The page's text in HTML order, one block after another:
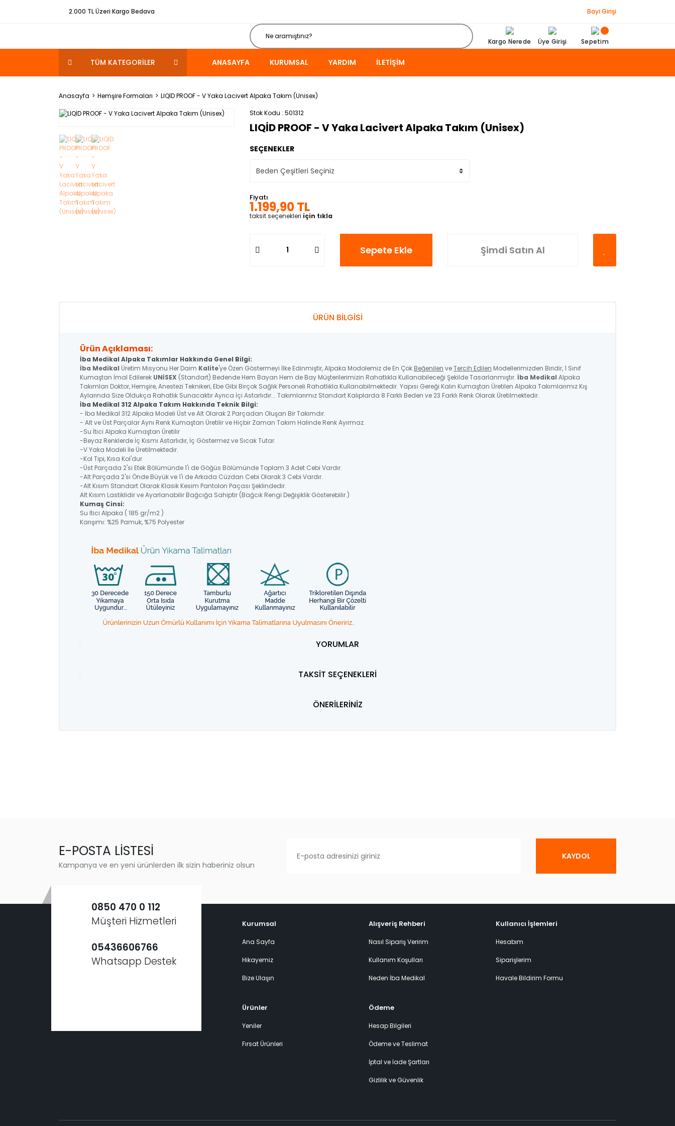
2.000 TL Üzeri Kargo Bedava Bayi Girişi
Kargo Nerede Üye Girişi Sepetim
TÜM KATEGORİLER ANASAYFA KURUMSAL YARDIM İLETIŞIM
Anasayfa Hemşire Formaları
LIQİD PROOF - V Yaka Lacivert Alpaka Takım (Unisex)
Stok Kodu 501312
LIQİD PROOF - V Yaka Lacivert Alpaka Takım (Unisex)
SEÇENEKLER
Fiyatı
1.199,90 TL
taksit seçenekleri için tıkla
Sepete Ekle Şimdi Satın Al
ÜRÜN BİLGİSİ
Ürün Açıklaması:
İba Medikal Alpaka Takımlar Hakkında Genel Bilgi:
İba Medikal Üretim Misyonu Her Daim Kalite'ye Özen Göstermeyi İlke Edinmiştir, Alpaka Modolemiz de En Çok Beğenilen veTercih Edilen Modellerimizden Biridir, 1 Sınıf
Kumaştan İmal Edilerek UNİSEX (Standart) Bedende Hem Bayan Hem de Bay Müşterilerimizin Rahatlıkla Kullanabileceği Şekilde Tasarlanmıştır. İba Medikal Alpaka
Takımları Doktor, Hemşire, Anestezi Teknikeri, Ebe Gibi Birçok Sağlık Personeli Rahatlıkla Kullanabilmektedir. Yapısı Gereği Kalın Kumaştan Üretilen Alpaka Takımlarımız Kış
Aylarında Size Oldukça Rahatlık Sunacaktır Ayrıca İçi Astarlıdır... Takımlarımız Standart Kalıplarda 8 Farklı Beden ve 23 Farklı Renk Olarak Üretilmektedir.
İba Medikal 312 Alpaka Takım Hakkında Teknik Bilgi:
- İba Medikal 312 Alpaka Modeli Üst ve Alt Olarak 2 Parçadan Oluşan Bir Takımdır.
- Alt ve Üst Parçalar Aynı Renk Kumaştan Üretilir ve Hiçbir Zaman Takım Halinde Renk Ayırmaz.
-Su İtici Alpaka Kumaştan Üretilir
-Beyaz Renklerde İç Kısmı Astarlıdır, İç Göstermez ve Sıcak Tutar.
-V Yaka Modeli İle Üretilmektedir.
-Kol Tipi, Kısa Kol'dur
-Üst Parçada 2'si Etek Bölümünde 1'i de Göğüs Bölümünde Toplam 3 Adet Cebi Vardır.
-Alt Parçada 2'si Önde Büyük ve 1'i de Arkada Cüzdan Cebi Olarak 3 Cebi Vardır.
-Alt Kısım Standart Olarak Klasik Kesim Pantolon Paçası Şeklindedir.
Alt Kısım Lastiklidir ve Ayarlanabilir Bağcığa Sahiptir (Bağcık Rengi Değişiklik Gösterebilir.)
Kumaş Cinsi:
Su İtici Alpaka ( 185 gr/m2 )
Karışımı: %25 Pamuk, %75 Polyester
YORUMLAR
TAKSİT SEÇENEKLERİ
ÖNERİLERİNİZ
E-POSTA LİSTESİ
Kampanya ve en yeni ürünlerden ilk sizin haberiniz olsun
KAYDOL
0850 470 0 112
Müşteri Hizmetleri
05436606766
Whatsapp Destek
Kurumsal
Ana Sayfa
Hikayemiz
Bize Ulaşın
Alışveriş Rehberi
Nasıl Sipariş Veririm
Kullanım Koşulları
Neden İba Medikal
Ürünler
Yeniler
Fırsat Ürünleri
Ödeme
Hesap Bilgileri
Ödeme ve Teslimat
İptal ve İade Şartları
Gizlilik ve Güvenlik
Kullanıcı İşlemleri
Hesabım
Siparişlerim
Havale Bildirim Formu